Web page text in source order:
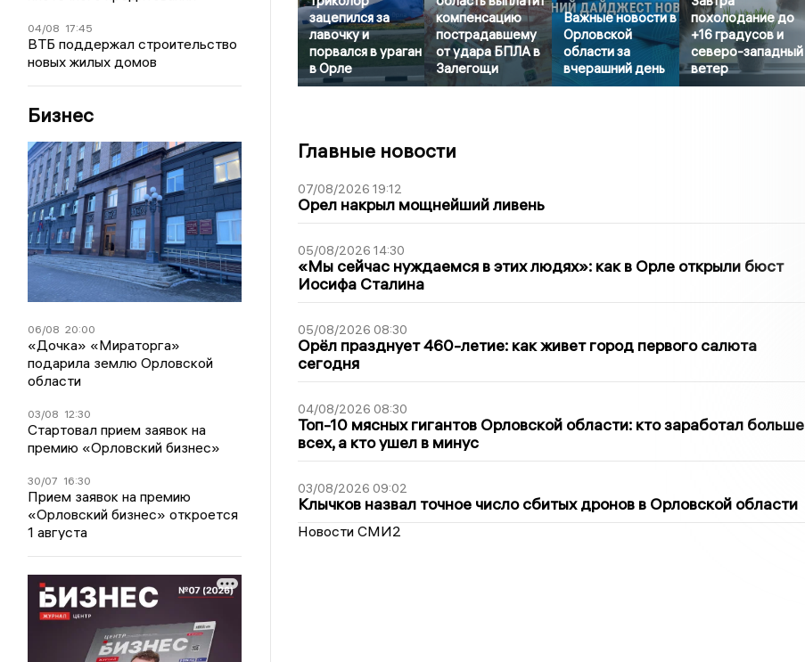
04/08 17:45
ВТБ поддержал строительство
новых жилых домов
Бизнес
06/08 20:00
«Дочка» «Мираторга»
подарила землю Орловской
области
03/08 12:30
Стартовал прием заявок на
премию «Орловский бизнес»
30/07 16:30
Прием заявок на премию
«Орловский бизнес» откроется
1 августа
зацепился за
лавочку и
порвался в ураган
в Орле
компенсацию
пострадавшему
от удара БПЛА в
Залегощи
Важные новости в
Орловской
области за
вчерашний день
похолодание до
+16 градусов и
северо-западный
ветер
Главные новости
07/08/2026 19:12
Орел накрыл мощнейший ливень
05/08/2026 14:30
«Мы сейчас нуждаемся в этих людях»: как в Орле открыли бюст
Иосифа Сталина
05/08/2026 08:30
Орёл празднует 460-летие: как живет город первого салюта
сегодня
04/08/2026 08:30
Топ-10 мясных гигантов Орловской области: кто заработал больше
всех, а кто ушел в минус
03/08/2026 09:02
Клычков назвал точное число сбитых дронов в Орловской области
Новости СМИ2